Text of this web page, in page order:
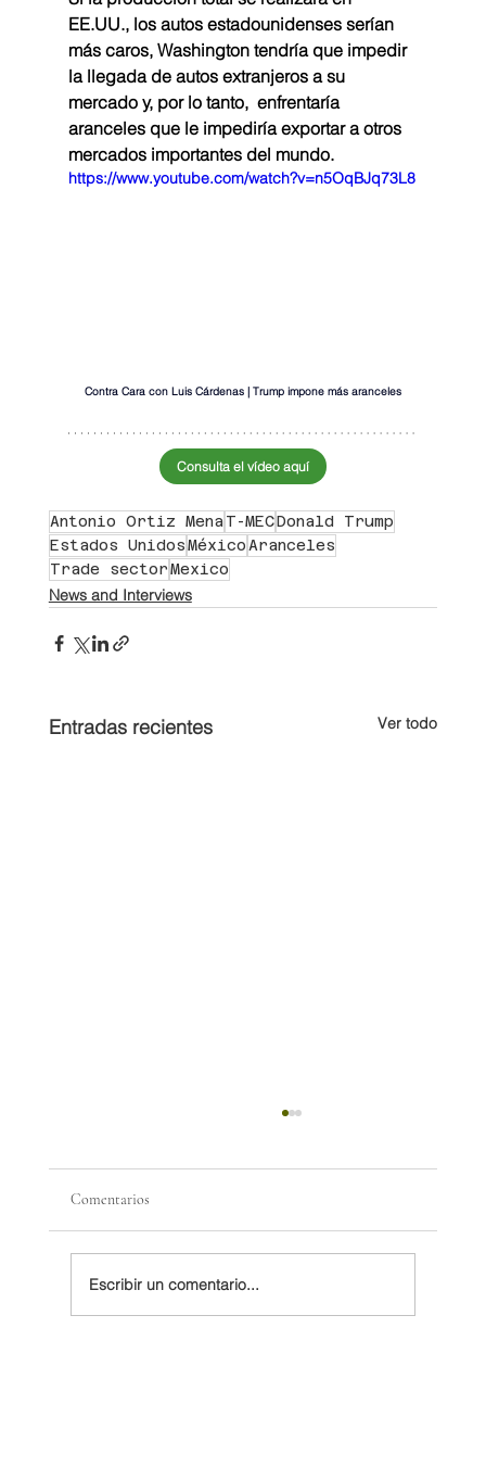
EE.UU., los autos estadounidenses serían
más caros, Washington tendría que impedir
la llegada de autos extranjeros a su
mercado y, por lo tanto,  enfrentaría
aranceles que le impediría exportar a otros
mercados importantes del mundo.
https://www.youtube.com/watch?v=n5OqBJq73L8
Contra Cara con Luis Cárdenas | Trump impone más aranceles
Consulta el vídeo aquí
Antonio Ortiz Mena T-MECDonald Trump
Estados UnidosMéxico Aranceles
Trade sectorMexico
News and Interviews
Entradas recientes Ver todo
Comentarios
Escribir un comentario...